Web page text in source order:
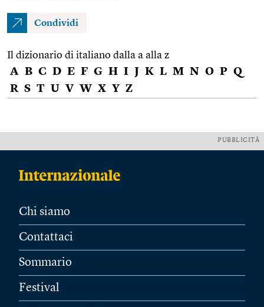
Condividi
Il dizionario di italiano dalla a alla z
A B C D E F G H I J K L M N O P Q
R S T U V W X Y Z
PUBBLICITÀ
Chi siamo
Contattaci
Sommario
Festival